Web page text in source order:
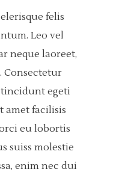
felis
Leo vel
neque laoreet,
Consectetur
egeti
amet facilisis
eu lobortis
suiss molestie
enim nec dui